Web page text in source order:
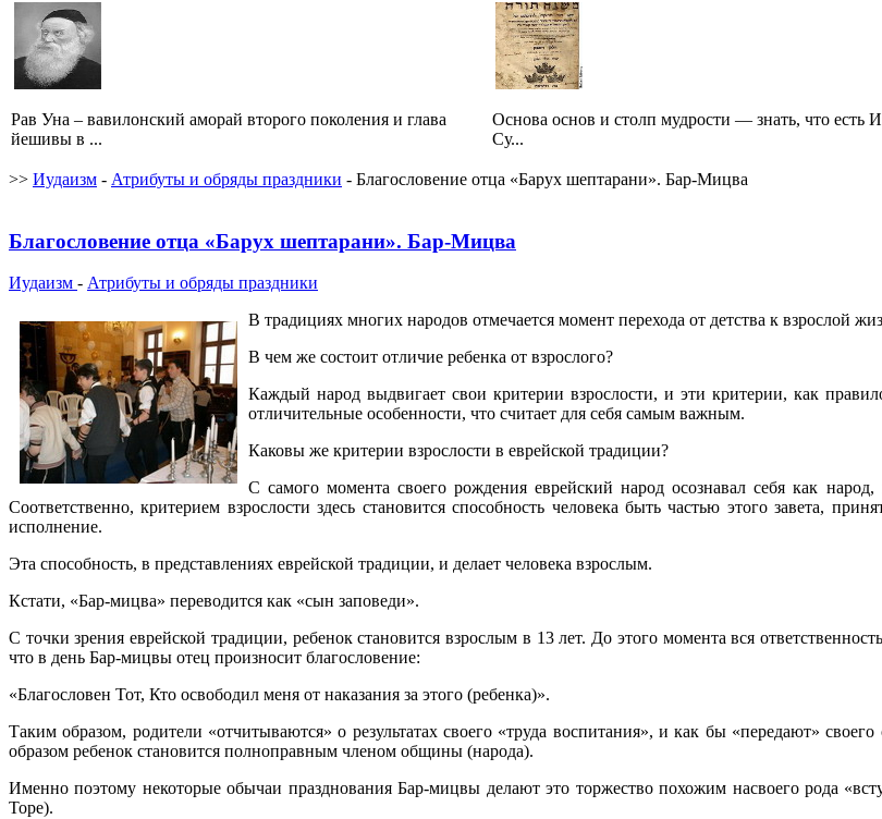
Рав Уна – вавилонский аморай второго поколения и глава
йешивы в ...
Основа основ и столп мудрости — знать, что есть
Су...
>> Иудаизм - Атрибуты и обряды праздники - Благословение отца «Барух шептарани». Бар-Мицва
Благословение отца «Барух шептарани». Бар-Мицва
Иудаизм - Атрибуты и обряды праздники
В традициях многих народов отмечается момент перехода от детства к взрослой
В чем же состоит отличие ребенка от взрослого?
Каждый народ выдвигает свои критерии взрослости, и эти критерии, как
отличительные особенности, что считает для себя самым важным.
Каковы же критерии взрослости в еврейской традиции?
С самого момента своего рождения еврейский народ осознавал себя как
Соответственно, критерием взрослости здесь становится способность человека быть частью этого завета,
исполнение.
Эта способность, в представлениях еврейской традиции, и делает человека взрослым.
Кстати, «Бар-мицва» переводится как «сын заповеди».
С точки зрения еврейской традиции, ребенок становится взрослым в 13 лет. До этого момента вся
что в день Бар-мицвы отец произносит благословение:
«Благословен Тот, Кто освободил меня от наказания за этого (ребенка)».
Таким образом, родители «отчитываются» о результатах своего «труда воспитания», и как бы «передают»
образом ребенок становится полноправным членом общины (народа).
Именно поэтому некоторые обычаи празднования Бар-мицвы делают это торжество похожим насвоего рода
Торе).